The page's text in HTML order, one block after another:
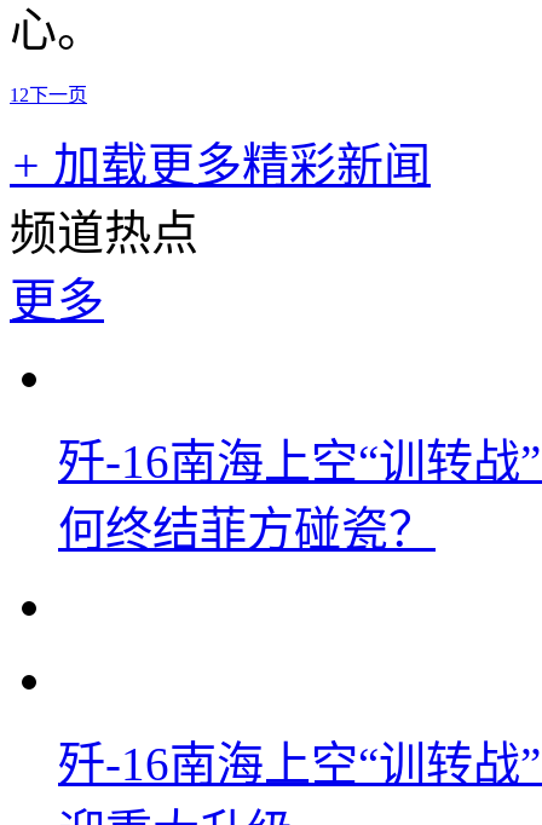
心。
1 2下一页
+ 加载更多精彩新闻
频道热点
更多
歼-16南海上空“训转
何终结菲方碰瓷？
歼-16南海上空“训转